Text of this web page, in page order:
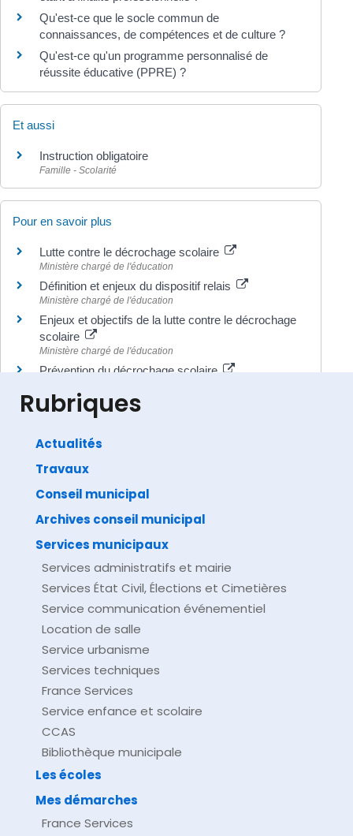
Qu'est-ce que le socle commun de
connaissances, de compétences et de culture ?
Qu'est-ce qu'un programme personnalisé de
réussite éducative (PPRE) ?
Et aussi
Instruction obligatoire
Famille - Scolarité
Pour en savoir plus
Lutte contre le décrochage scolaire
Ministère chargé de l'éducation
Définition et enjeux du dispositif relais
Ministère chargé de l'éducation
Enjeux et objectifs de la lutte contre le décrochage
scolaire
Ministère chargé de l'éducation
Prévention du décrochage scolaire
Direction de l'information légale et administrative
Rubriques
Actualités
Travaux
Conseil municipal
Archives conseil municipal
Services municipaux
Services administratifs et mairie
Services État Civil, Élections et Cimetières
Service communication événementiel
Location de salle
Service urbanisme
Services techniques
France Services
Service enfance et scolaire
CCAS
Bibliothèque municipale
Les écoles
Mes démarches
France Services